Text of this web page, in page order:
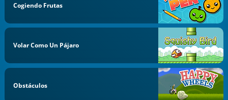
Cogiendo Frutas
Volar Como Un Pájaro
Obstáculos